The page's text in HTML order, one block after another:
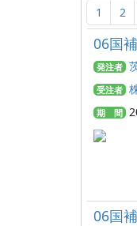
1 2
06国
発注者
受注者
期 間
06国